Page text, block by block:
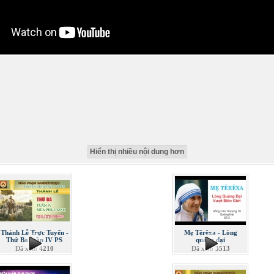
Hiển thị nhiều nội dung hơn
Thánh Lễ Trực Tuyến -
Thứ Ba tuần IV PS
Đã xem4210
Mẹ Têrêxa - Lòng
quảng đại
Đã xem3513